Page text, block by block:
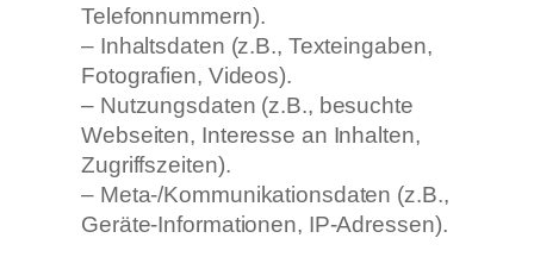
Telefonnummern).
– Inhaltsdaten (z.B., Texteingaben,
Fotografien, Videos).
– Nutzungsdaten (z.B., besuchte
Webseiten, Interesse an Inhalten,
Zugriffszeiten).
– Meta-/Kommunikationsdaten (z.B.,
Geräte-Informationen, IP-Adressen).